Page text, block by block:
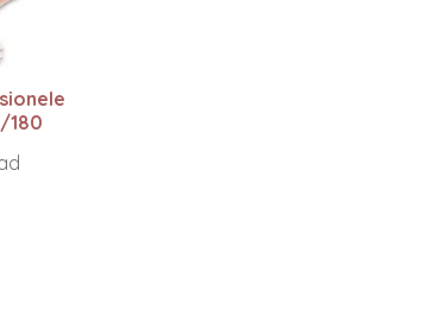
180